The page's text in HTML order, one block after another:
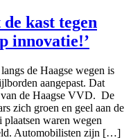
kast tegen
innovatie!’
de Haagse wegen is
aangepast. Dat
van de Haagse VVD. De
zich groen en geel aan de
waren wegen
Automobilisten zijn […]